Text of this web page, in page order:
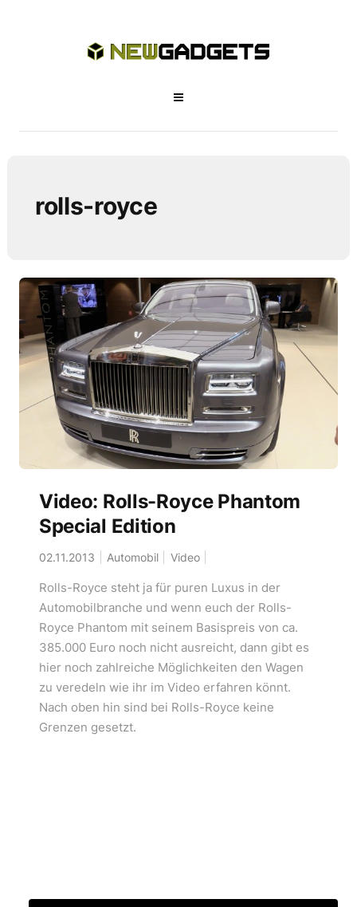
rolls-royce
Video: Rolls-Royce Phantom
Special Edition
02.11.2013 Automobil Video
Rolls-Royce steht ja für puren Luxus in der
Automobilbranche und wenn euch der Rolls-
Royce Phantom mit seinem Basispreis von ca.
385.000 Euro noch nicht ausreicht, dann gibt es
hier noch zahlreiche Möglichkeiten den Wagen
zu veredeln wie ihr im Video erfahren könnt.
Nach oben hin sind bei Rolls-Royce keine
Grenzen gesetzt.